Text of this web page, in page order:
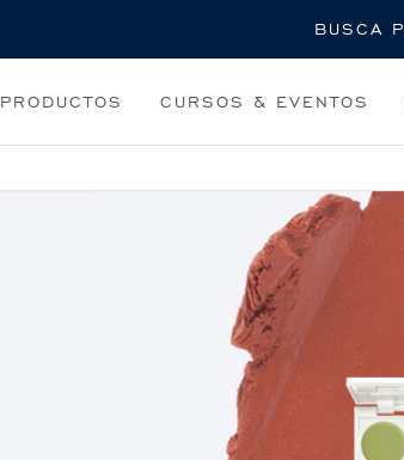
PRODUCTOS CURSOS & EVENTOS